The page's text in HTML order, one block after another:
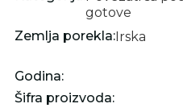
gotove
Zemlja porekla:Irska
Godina:
Šifra proizvoda: